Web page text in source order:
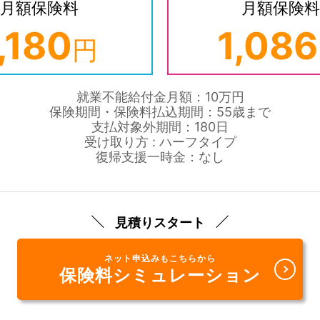
月額保険料
円
月額保険料
1,086
就業不能給付金月額：10万円
保険期間・保険料払込期間：55歳まで
支払対象外期間：180日
受け取り方 : ハーフタイプ
復帰支援一時金：なし
見積りスタート
ネット申込みもこちらから
保険料シミュレーション